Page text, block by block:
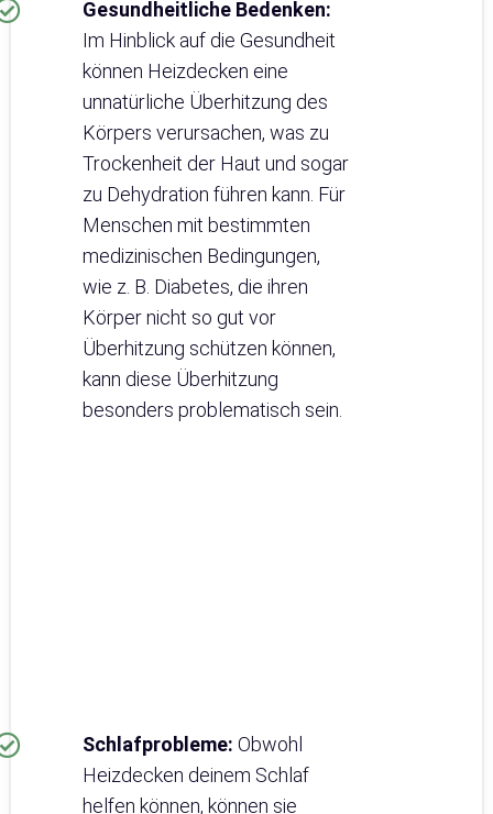
Gesundheitliche Bedenken:
Im Hinblick auf die Gesundheit
können Heizdecken eine
unnatürliche Überhitzung des
Körpers verursachen, was zu
Trockenheit der Haut und sogar
zu Dehydration führen kann. Für
Menschen mit bestimmten
medizinischen Bedingungen,
wie z. B. Diabetes, die ihren
Körper nicht so gut vor
Überhitzung schützen können,
kann diese Überhitzung
besonders problematisch sein.
Schlafprobleme: Obwohl
Heizdecken deinem Schlaf
helfen können, können sie